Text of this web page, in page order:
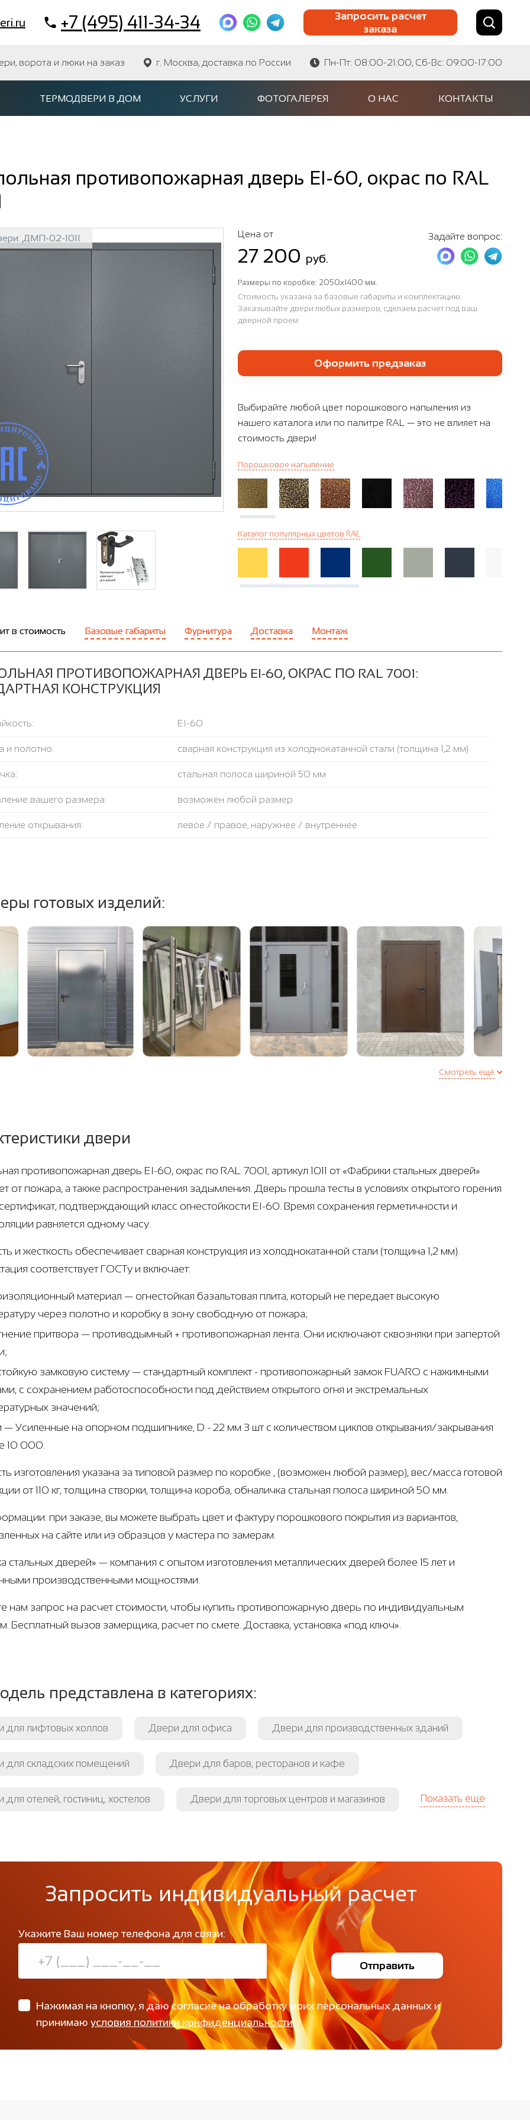
+7 (495) 411-34-34
Запросить расчет
заказа
Найти по сайту Найти по артикулу
ворота и люки на заказ г. Москва, доставка по России Пн-Пт: 08:00-21:00, Сб-Вс: 09:00-17:00
ТЕРМОДВЕРИ В ДОМ УСЛУГИ ФОТОГАЛЕРЕЯ О НАС КОНТАКТЫ
противопожарная дверь EI-60, окрас по RAL
ДМП-02-1011 Цена от
27 200 руб.
Задайте вопрос:
Размеры по коробке: 2050х1400 мм.
Стоимость указана за базовые габариты и комплектацию.
Заказывайте двери любых размеров, сделаем расчет под ваш
дверной проем.
Оформить предзаказ
Выбирайте любой цвет порошкового напыления из
нашего каталога или по палитре RAL — это не влияет на
стоимость двери!
Порошковое напыление
Каталог популярных цветов RAL
в стоимость Базовые габариты Фурнитура Доставка Монтаж
ПРОТИВОПОЖАРНАЯ ДВЕРЬ EI-60, ОКРАС ПО RAL 7001:
КОНСТРУКЦИЯ
EI-60
и полотно: сварная конструкция из холоднокатанной стали (толщина 1,2 мм)
стальная полоса шириной 50 мм
вашего размера: возможен любой размер
открывания: левое / правое, наружнее / внутреннее
полотна и коробки:
готовых изделий:
Смотреть ещё
двери
противопожарная дверь EI-60, окрас по RAL 7001, артикул 1011 от «Фабрики стальных дверей»
от пожара, а также распространения задымления. Дверь прошла тесты в условиях открытого горения
подтверждающий класс огнестойкости EI-60. Время сохранения герметичности и
равняется одному часу.
и жесткость обеспечивает сварная конструкция из холоднокатанной стали (толщина 1,2 мм).
соответствует ГОСТу и включает:
материал — огнестойкая базальтовая плита, который не передает высокую
через полотно и коробку в зону свободную от пожара;
притвора — противодымный + противопожарная лента. Они исключают сквозняки при запертой
замковую систему — стандартный комплект - противопожарный замок FUARO с нажимными
с сохранением работоспособности под действием открытого огня и экстремальных
значений;
— Усиленные на опорном подшипнике, D - 22 мм 3 шт с количеством циклов открывания/закрывания
10 000.
изготовления указана за типовой размер по коробке , (возможен любой размер), вес/масса готовой
от 110 кг, толщина створки, толщина короба, обналичка стальная полоса шириной 50 мм.
при заказе, вы можете выбрать цвет и фактуру порошкового покрытия из вариантов,
на сайте или из образцов у мастера по замерам.
стальных дверей» — компания с опытом изготовления металлических дверей более 15 лет и
производственными мощностями.
нам запрос на расчет стоимости, чтобы купить противопожарную дверь по индивидуальным
Бесплатный вызов замерщика, расчет по смете. Доставка, установка «под ключ».
представлена в категориях:
для лифтовых холлов Двери для офиса Двери для производственных зданий
для складских помещений Двери для баров, ресторанов и кафе
для отелей, гостиниц, хостелов Двери для торговых центров и магазинов Показать еще
Запросить индивидуальный расчет
Укажите Ваш номер телефона для связи:
Отправить
Нажимая на кнопку, я даю согласие на обработку моих персональных данных и
принимаю условия политики конфиденциальности.